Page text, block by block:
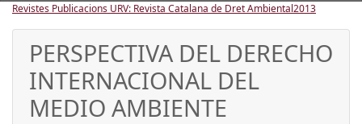
Revistes Publicacions URV: Revista Catalana de Dret Ambiental2013
PERSPECTIVA DEL DERECHO
INTERNACIONAL DEL
MEDIO AMBIENTE